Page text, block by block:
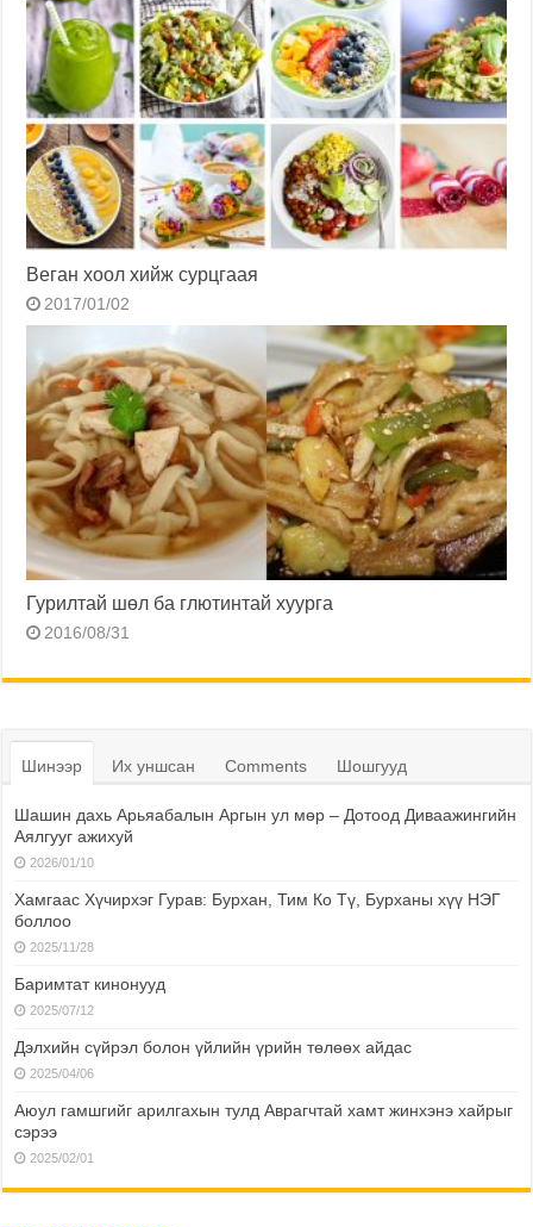
Веган хоол хийж сурцгаая
2017/01/02
Гурилтай шөл ба глютинтай хуурга
2016/08/31
Шинээр Их уншсан Comments Шошгууд
Шашин дахь Арьяабалын Аргын ул мөр – Дотоод Диваажингийн
Аялгууг ажихуй
2026/01/10
Хамгаас Хүчирхэг Гурав: Бурхан, Тим Ко Тү, Бурханы хүү НЭГ
боллоо
2025/11/28
Баримтат кинонууд
2025/07/12
Дэлхийн сүйрэл болон үйлийн үрийн төлөөх айдас
2025/04/06
Аюул гамшгийг арилгахын тулд Аврагчтай хамт жинхэнэ хайрыг
сэрээ
2025/02/01